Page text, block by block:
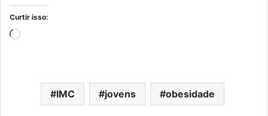
Curtir isso:
Carregando...
IMC jovens obesidade